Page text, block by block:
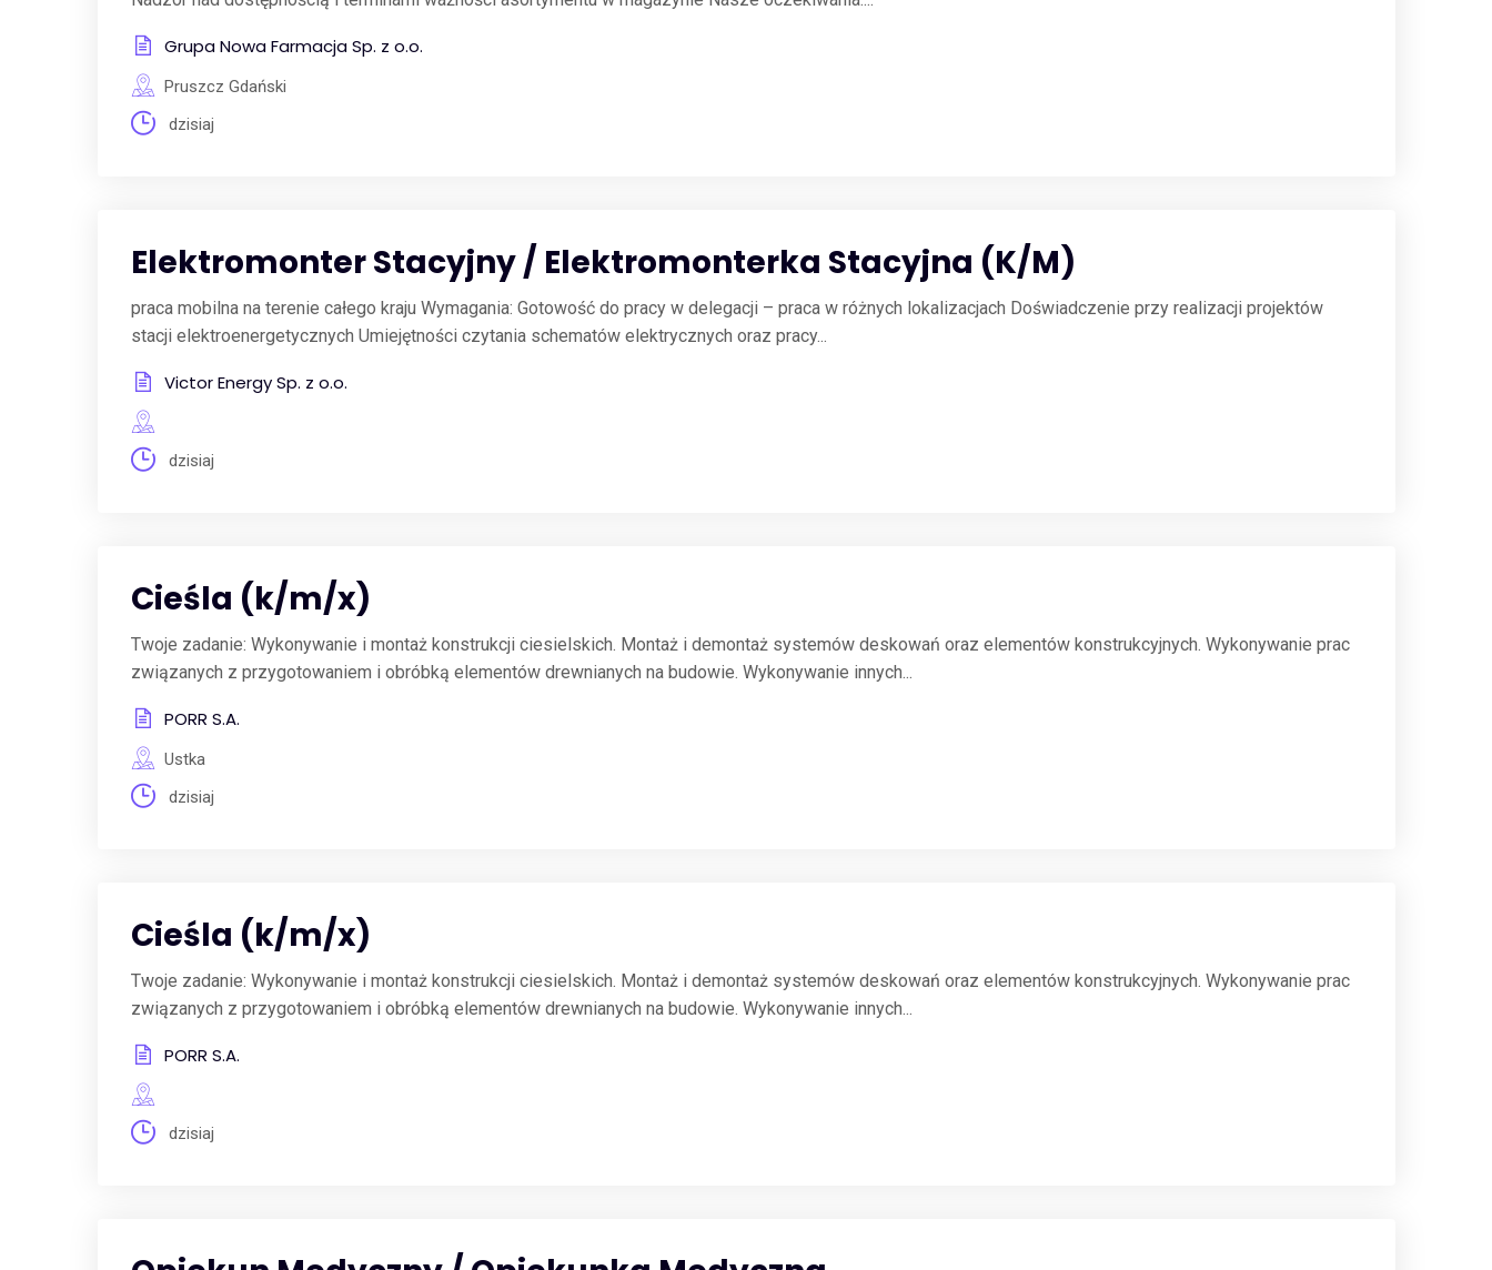
Grupa Nowa Farmacja Sp. z o.o.
Pruszcz Gdański
dzisiaj
Elektromonter Stacyjny / Elektromonterka Stacyjna (K/M)
praca mobilna na terenie całego kraju Wymagania: Gotowość do pracy w delegacji – praca w różnych lokalizacjach Doświadczenie przy realizacji projektów
stacji elektroenergetycznych Umiejętności czytania schematów elektrycznych oraz pracy...
Victor Energy Sp. z o.o.
dzisiaj
Cieśla (k/m/x)
Twoje zadanie: Wykonywanie i montaż konstrukcji ciesielskich. Montaż i demontaż systemów deskowań oraz elementów konstrukcyjnych. Wykonywanie prac
związanych z przygotowaniem i obróbką elementów drewnianych na budowie. Wykonywanie innych...
PORR S.A.
Ustka
dzisiaj
Cieśla (k/m/x)
Twoje zadanie: Wykonywanie i montaż konstrukcji ciesielskich. Montaż i demontaż systemów deskowań oraz elementów konstrukcyjnych. Wykonywanie prac
związanych z przygotowaniem i obróbką elementów drewnianych na budowie. Wykonywanie innych...
PORR S.A.
dzisiaj